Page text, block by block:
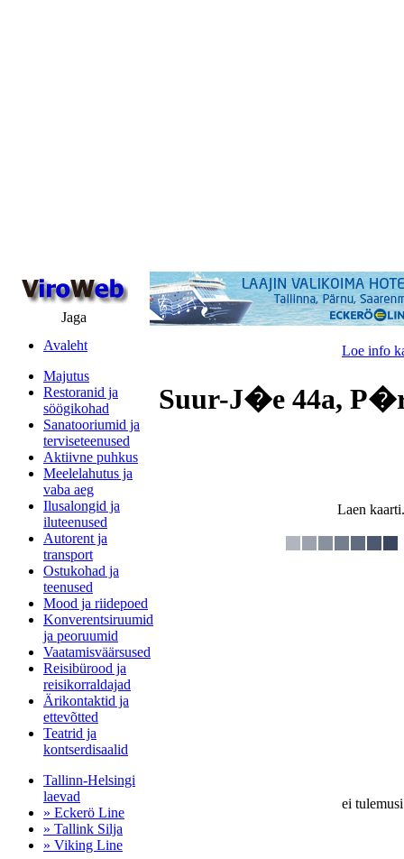
Jaga
Avaleht
Majutus
Restoranid ja
söögikohad
Sanatooriumid ja
terviseteenused
Aktiivne puhkus
Meelelahutus ja
vaba aeg
Ilusalongid ja
iluteenused
Autorent ja
transport
Ostukohad ja
teenused
Mood ja riidepoed
Konverentsiruumid
ja peoruumid
Vaatamisväärsused
Reisibürood ja
reisikorraldajad
Ärikontaktid ja
ettevõtted
Teatrid ja
kontserdisaalid
Tallinn-Helsingi
laevad
» Eckerö Line
» Tallink Silja
» Viking Line
Loe info
Suur-J�e 44a,
Laen
ei